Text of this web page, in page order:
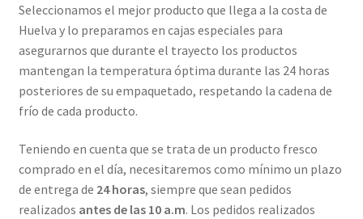
Seleccionamos el mejor producto que llega a la costa de
Huelva y lo preparamos en cajas especiales para
asegurarnos que durante el trayecto los productos
mantengan la temperatura óptima durante las 24 horas
posteriores de su empaquetado, respetando la cadena de
frío de cada producto.
Teniendo en cuenta que se trata de un producto fresco
comprado en el día, necesitaremos como mínimo un plazo
de entrega de 24 horas, siempre que sean pedidos
realizados antes de las 10 a.m. Los pedidos realizados